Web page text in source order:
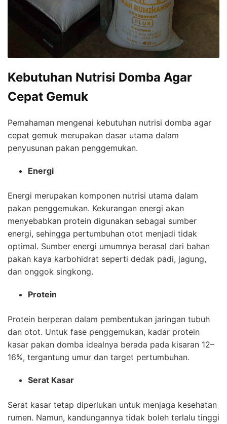
Kebutuhan Nutrisi Domba Agar
Cepat Gemuk
Pemahaman mengenai kebutuhan nutrisi domba agar
cepat gemuk merupakan dasar utama dalam
penyusunan pakan penggemukan.
Energi
Energi merupakan komponen nutrisi utama dalam
pakan penggemukan. Kekurangan energi akan
menyebabkan protein digunakan sebagai sumber
energi, sehingga pertumbuhan otot menjadi tidak
optimal. Sumber energi umumnya berasal dari bahan
pakan kaya karbohidrat seperti dedak padi, jagung,
dan onggok singkong.
Protein
Protein berperan dalam pembentukan jaringan tubuh
dan otot. Untuk fase penggemukan, kadar protein
kasar pakan domba idealnya berada pada kisaran 12–
16%, tergantung umur dan target pertumbuhan.
Serat Kasar
Serat kasar tetap diperlukan untuk menjaga kesehatan
rumen. Namun, kandungannya tidak boleh terlalu tinggi